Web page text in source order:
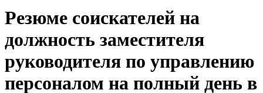
Резюме соискателей на
должность заместителя
руководителя по управлению
персоналом на полный день в